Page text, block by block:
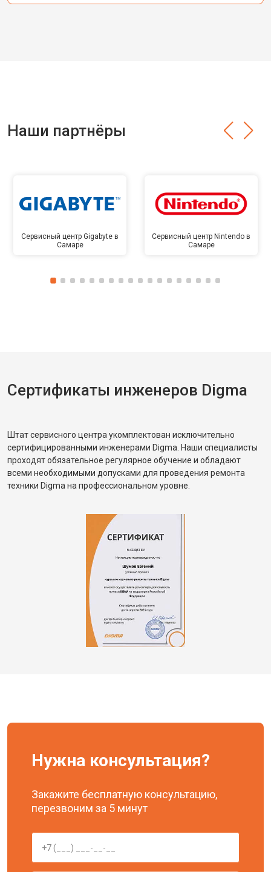
Наши партнёры
Сервисный центр Gigabyte в
Самаре
Сервисный центр Nintendo в
Самаре
Сертификаты инженеров Digma
Штат сервисного центра укомплектован исключительно
сертифицированными инженерами Digma. Наши специалисты
проходят обязательное регулярное обучение и обладают
всеми необходимыми допусками для проведения ремонта
техники Digma на профессиональном уровне.
Нужна консультация?
Закажите бесплатную консультацию,
перезвоним за 5 минут